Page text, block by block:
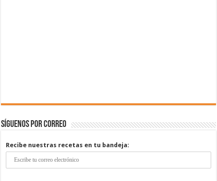
Síguenos por correo
Recibe nuestras recetas en tu bandeja: